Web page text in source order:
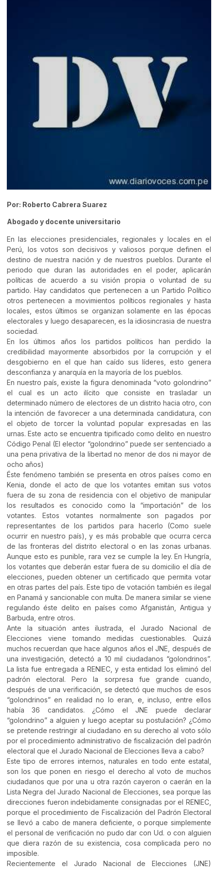
Por: Roberto Cabrera Suarez
Abogado y docente universitario
En las elecciones presidenciales, regionales y locales en el
Perú, los votos son decisivos y valiosos porque definen el
destino de nuestra nación y de nuestros pueblos. Durante el
periodo que duran las autoridades en el poder, aplicarán
políticas de acuerdo a su visión propia o voluntad de su
partido. Hay candidatos que pertenecen a un Partido Político
otros pertenecen a movimientos políticos regionales y hasta
locales, estos últimos se organizan solamente en las épocas
electorales y luego desaparecen, es la idiosincrasia de nuestra
sociedad.
En los últimos años los partidos políticos han perdido la
credibilidad mayormente absorbidos por la corrupción y el
desgobierno en el que han caído sus líderes, esto genera
desconfianza y anarquía en la mayoría de los pueblos.
En nuestro país, existe la figura denominada “voto golondrino”
el cual es un acto ilícito que consiste en trasladar un
determinado número de electores de un distrito hacia otro, con
la intención de favorecer a una determinada candidatura, con
el objeto de torcer la voluntad popular expresadas en las
urnas. Este acto se encuentra tipificado como delito en nuestro
Código Penal (El elector “golondrino” puede ser sentenciado a
una pena privativa de la libertad no menor de dos ni mayor de
ocho años)
Éste fenómeno también se presenta en otros países como en
Kenia, donde el acto de que los votantes emitan sus votos
fuera de su zona de residencia con el objetivo de manipular
los resultados es conocido como la “importación” de los
votantes. Estos votantes normalmente son pagados por
representantes de los partidos para hacerlo (Como suele
ocurrir en nuestro país), y es más probable que ocurra cerca
de las fronteras del distrito electoral o en las zonas urbanas.
Aunque esto es punible, rara vez se cumple la ley. En Hungría,
los votantes que deberán estar fuera de su domicilio el día de
elecciones, pueden obtener un certificado que permita votar
en otras partes del país. Este tipo de votación también es ilegal
en Panamá y sancionable con multa. De manera similar se viene
regulando éste delito en países como Afganistán, Antigua y
Barbuda, entre otros.
Ante la situación antes ilustrada, el Jurado Nacional de
Elecciones viene tomando medidas cuestionables. Quizá
muchos recuerdan que hace algunos años el JNE, después de
una investigación, detectó a 10 mil ciudadanos “golondrinos”.
La lista fue entregada a RENIEC, y esta entidad los eliminó del
padrón electoral. Pero la sorpresa fue grande cuando,
después de una verificación, se detectó que muchos de esos
“golondrinos” en realidad no lo eran, e, incluso, entre ellos
había 36 candidatos. ¿Cómo el JNE puede declarar
“golondrino” a alguien y luego aceptar su postulación? ¿Cómo
se pretende restringir al ciudadano en su derecho al voto sólo
por el procedimiento administrativo de fiscalización del padrón
electoral que el Jurado Nacional de Elecciones lleva a cabo?
Este tipo de errores internos, naturales en todo ente estatal,
son los que ponen en riesgo el derecho al voto de muchos
ciudadanos que por una u otra razón cayeron o caerán en la
Lista Negra del Jurado Nacional de Elecciones, sea porque las
direcciones fueron indebidamente consignadas por el RENIEC,
porque el procedimiento de Fiscalización del Padrón Electoral
se llevó a cabo de manera deficiente, o porque simplemente
el personal de verificación no pudo dar con Ud. o con alguien
que diera razón de su existencia, cosa complicada pero no
imposible.
Recientemente el Jurado Nacional de Elecciones (JNE)